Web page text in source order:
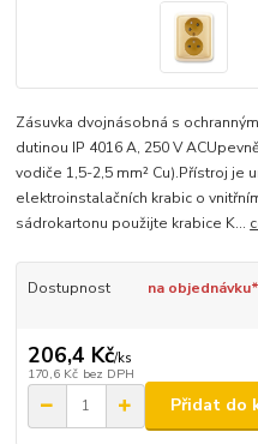
Zásuvka dvojnásobná s
dutinou IP 4016 A, 250 V
vodiče 1,5-2,5 mm² Cu).Přístroj je
elektroinstalačních krabic o
sádrokartonu použijte krabice K...
Dostupnost na objednávku*
206,4 Kč/ks
170,6 Kč bez DPH
Přidat do